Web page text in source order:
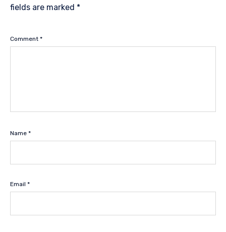
fields are marked *
Comment *
Name *
Email *